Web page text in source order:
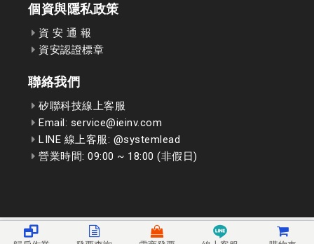
個資與隱私政策
資 安 通 報
資安認證標章
聯絡我們
矽聯科技線上客服
Email: service@ieinv.com
LINE 線上客服: @systemlead
營業時間: 09:00 ~ 18:00 (非假日)